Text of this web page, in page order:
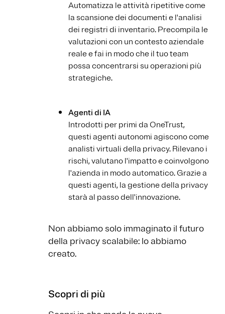
Automatizza le attività ripetitive come
la scansione dei documenti e l'analisi
dei registri di inventario. Precompila le
valutazioni con un contesto aziendale
reale e fai in modo che il tuo team
possa concentrarsi su operazioni più
strategiche.
Agenti di IA
Introdotti per primi da OneTrust,
questi agenti autonomi agiscono come
analisti virtuali della privacy. Rilevano i
rischi, valutano l'impatto e coinvolgono
l'azienda in modo automatico. Grazie a
questi agenti, la gestione della privacy
starà al passo dell'innovazione.
Non abbiamo solo immaginato il futuro
della privacy scalabile: lo abbiamo
creato.
Scopri di più